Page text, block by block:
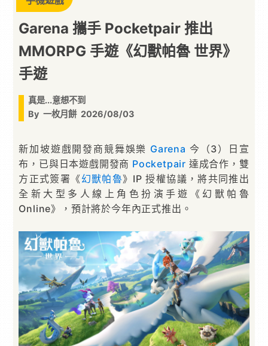
Garena 攜手 Pocketpair 推出
MMORPG 手遊《幻獸帕魯 世界》
手遊
真是...意想不到
By 一枚月餅 2026/08/03
新加坡遊戲開發商競舞娛樂 Garena 今（3）日宣
布，已與日本遊戲開發商 Pocketpair 達成合作，雙
方正式簽署《幻獸帕魯》IP 授權協議，將共同推出
全新大型多人線上角色扮演手遊《幻獸帕魯
Online》，預計將於今年內正式推出。